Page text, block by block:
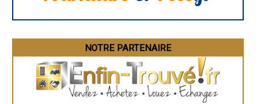
Évreux
Brest
Toulouse
Bordeaux
Montpellier
Rennes
NOTRE PARTENAIRE